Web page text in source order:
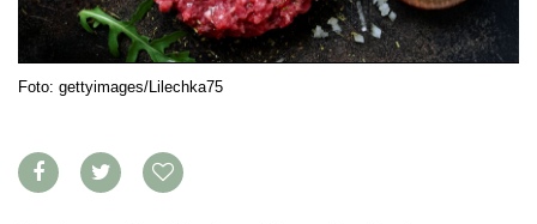
WINEGUIDES
KLARTEXT
EXTRAS
ARCHIV
APPS
VIDEOS
BILDSTRECKEN
NEWS
VINOPHILES
ARCHIV
AWARDS
Foto: gettyimages/Lilechka75